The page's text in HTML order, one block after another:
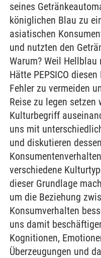
seines
königlichen Blau zu
asiatischen
und nutzten den
Warum? Weil
Hätte PEPSICO
Fehler zu vermeiden
Reise zu legen
Kulturbegriff
uns mit
und diskutieren
verschiedene
dieser Grundlage
um die Beziehung
Konsumverhalten
uns damit
Kognitionen,
Überzeugungen und